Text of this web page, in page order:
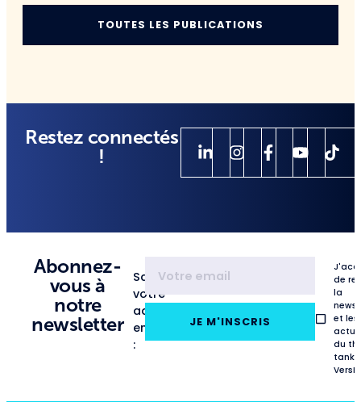
TOUTES LES PUBLICATIONS
Restez connectés
!
Abonnez-
vous à
notre
newsletter
Saisissez
votre
adresse
email
:
JE M'INSCRIS
de
la
et les
du
tank